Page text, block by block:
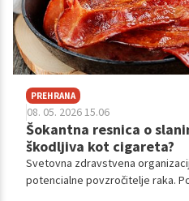
PREHRANA
08. 05. 2026 15.06
Šokantna resnica o
škodljiva kot cigareta?
Svetovna zdravstvena
potencialne povzročitelje raka.